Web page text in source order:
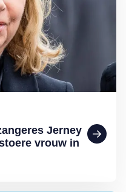
Jerney
vrouw in